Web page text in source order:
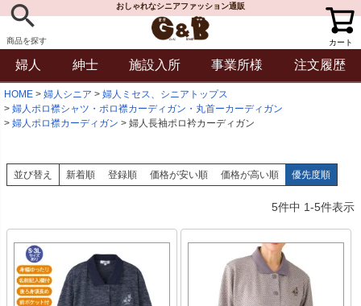
商品を探す
おしゃれなシニアファッション通販
カート
婦人 紳士 施設入所 事業所様 注文履歴
HOME 婦人シニア
婦人ミセス、シニアトップス
婦人ポロ襟シャツ・ポロ襟カーディガン・丸首ーカーディガン
婦人ポロ襟カーディガン
婦人長袖ポロ衿カーディガン
並び替え 新着順 登録順 価格が安い順 価格が高い順 優先度順
5件中 1-5件表示